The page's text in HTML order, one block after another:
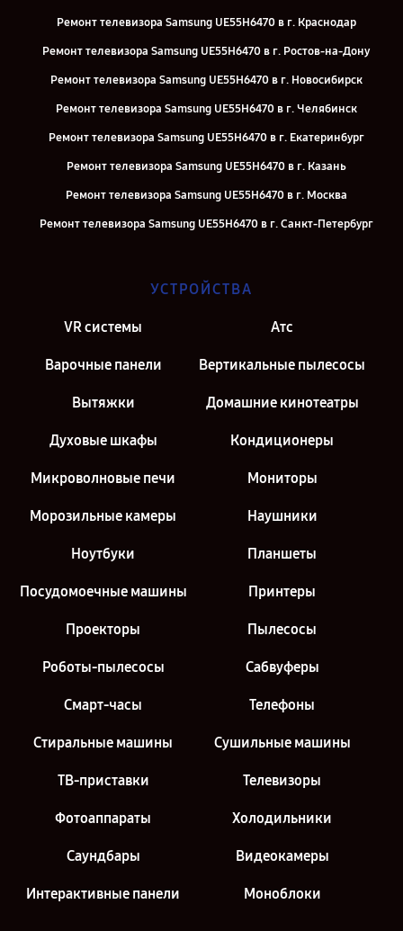
Ремонт телевизора Samsung UE55H6470 в г. Краснодар
Ремонт телевизора Samsung UE55H6470 в г. Ростов-на-Дону
Ремонт телевизора Samsung UE55H6470 в г. Новосибирск
Ремонт телевизора Samsung UE55H6470 в г. Челябинск
Ремонт телевизора Samsung UE55H6470 в г. Екатеринбург
Ремонт телевизора Samsung UE55H6470 в г. Казань
Ремонт телевизора Samsung UE55H6470 в г. Москва
Ремонт телевизора Samsung UE55H6470 в г. Санкт-Петербург
УСТРОЙСТВА
VR системы Атс
Варочные панели Вертикальные пылесосы
Вытяжки Домашние кинотеатры
Духовые шкафы Кондиционеры
Микроволновые печи Мониторы
Морозильные камеры Наушники
Ноутбуки Планшеты
Посудомоечные машины Принтеры
Проекторы Пылесосы
Роботы-пылесосы Сабвуферы
Смарт-часы Телефоны
Стиральные машины Сушильные машины
ТВ-приставки Телевизоры
Фотоаппараты Холодильники
Саундбары Видеокамеры
Интерактивные панели Моноблоки